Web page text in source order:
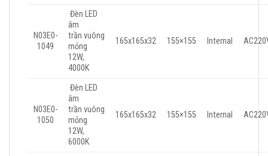
N03E0-
1049
Đèn LED
âm
trần vuông
mỏng
12W,
4000K
165x165x32 155×155 Internal
N03E0-
1050
Đèn LED
âm
trần vuông
mỏng
12W,
6000K
165x165x32 155×155 Internal